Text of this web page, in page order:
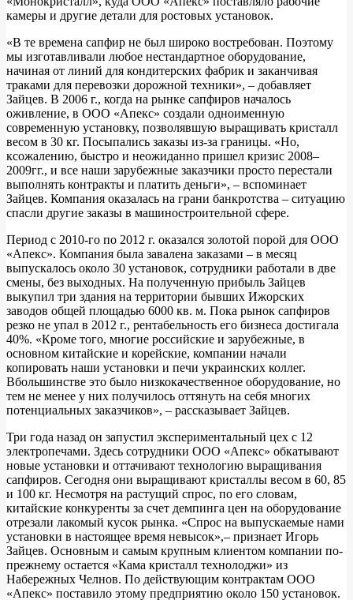
камеры и другие детали для ростовых установок.
«В те времена сапфир не был широко востребован. Поэтому
мы изготавливали любое нестандартное оборудование,
начиная от линий для кондитерских фабрик и заканчивая
траками для перевозки дорожной техники», – добавляет
Зайцев. В 2006 г., когда на рынке сапфиров началось
оживление, в ООО «Апекс» создали одноименную
современную установку, позволявшую выращивать кристалл
весом в 30 кг. Посыпались заказы из-за границы. «Но,
ксожалению, быстро и неожиданно пришел кризис 2008–
2009гг., и все наши зарубежные заказчики просто перестали
выполнять контракты и платить деньги», – вспоминает
Зайцев. Компания оказалась на грани банкротства – ситуацию
спасли другие заказы в машиностроительной сфере.
Период с 2010-го по 2012 г. оказался золотой порой для ООО
«Апекс». Компания была завалена заказами – в месяц
выпускалось около 30 установок, сотрудники работали в две
смены, без выходных. На полученную прибыль Зайцев
выкупил три здания на территории бывших Ижорских
заводов общей площадью 6000 кв. м. Пока рынок сапфиров
резко не упал в 2012 г., рентабельность его бизнеса достигала
40%. «Кроме того, многие российские и зарубежные, в
основном китайские и корейские, компании начали
копировать наши установки и печи украинских коллег.
Вбольшинстве это было низкокачественное оборудование, но
тем не менее у них получилось оттянуть на себя многих
потенциальных заказчиков», – рассказывает Зайцев.
Три года назад он запустил экспериментальный цех с 12
электропечами. Здесь сотрудники ООО «Апекс» обкатывают
новые установки и оттачивают технологию выращивания
сапфиров. Сегодня они выращивают кристаллы весом в 60, 85
и 100 кг. Несмотря на растущий спрос, по его словам,
китайские конкуренты за счет демпинга цен на оборудование
отрезали лакомый кусок рынка. «Спрос на выпускаемые нами
установки в настоящее время невысок»,– признает Игорь
Зайцев. Основным и самым крупным клиентом компании по-
прежнему остается «Кама кристалл технолоджи» из
Набережных Челнов. По действующим контрактам ООО
«Апекс» поставило этому предприятию около 150 установок.